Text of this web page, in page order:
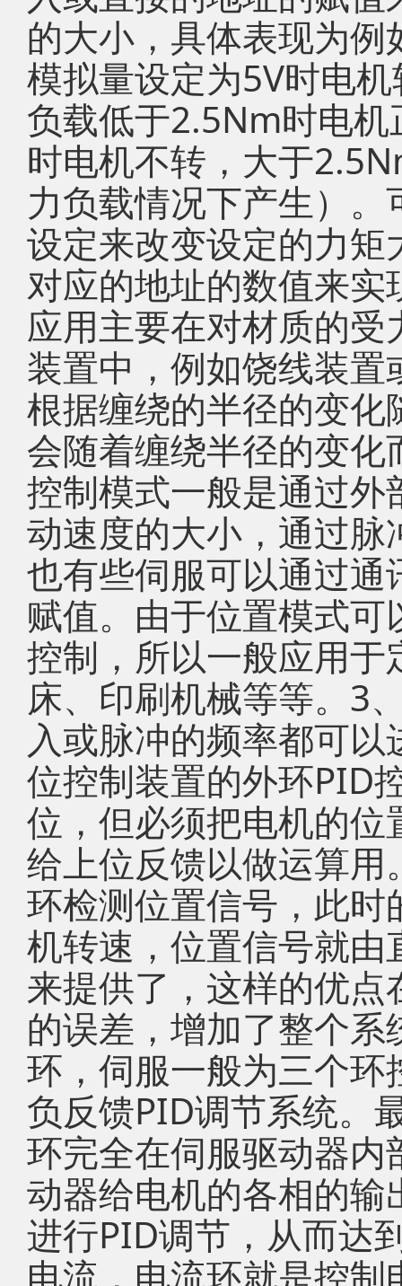
的大小，具体表现为
模拟量设定为5V时电
负载低于2.5Nm时电
时电机不转，大于
力负载情况下产生）
设定来改变设定的力
对应的地址的数值来实
应用主要在对材质的
装置中，例如饶线装
根据缠绕的半径的变
会随着缠绕半径的变
控制模式一般是通过
动速度的大小，通过
也有些伺服可以通过
赋值。由于位置模式
控制，所以一般应用
床、印刷机械等等。3
入或脉冲的频率都可
位控制装置的外环PID
位，但必须把电机的
给上位反馈以做运算
环检测位置信号，此
机转速，位置信号就
来提供了，这样的优
的误差，增加了整个
环，伺服一般为三个
负反馈PID调节系统。
环完全在伺服驱动器
动器给电机的各相的
进行PID调节，从而达
电流，电流环就是控